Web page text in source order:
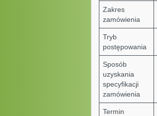
Zakres
zamówienia
Tryb
postępowania
Sposób
uzyskania
specyfikacji
zamówienia
Termin